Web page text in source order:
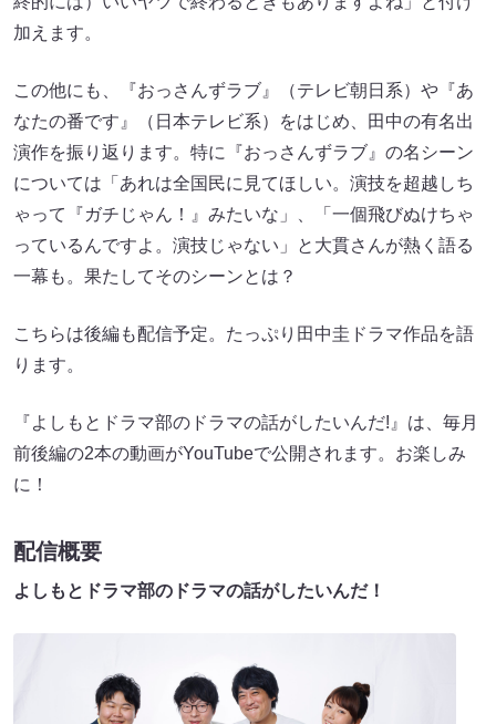
加えます。
この他にも、『おっさんずラブ』（テレビ朝日系）や『あ
なたの番です』（日本テレビ系）をはじめ、田中の有名出
演作を振り返ります。特に『おっさんずラブ』の名シーン
については「あれは全国民に見てほしい。演技を超越しち
ゃって『ガチじゃん！』みたいな」、「一個飛びぬけちゃ
っているんですよ。演技じゃない」と大貫さんが熱く語る
一幕も。果たしてそのシーンとは？
こちらは後編も配信予定。たっぷり田中圭ドラマ作品を語
ります。
『よしもとドラマ部のドラマの話がしたいんだ!』は、毎月
前後編の2本の動画がYouTubeで公開されます。お楽しみ
に！
配信概要
よしもとドラマ部のドラマの話がしたいんだ！